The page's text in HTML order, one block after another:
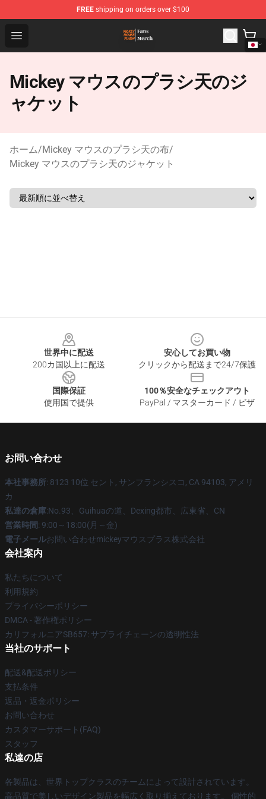
FREE shipping on orders over $100
Open menu
Mickey Mouse Plush Shop - The Best Store of Mickey
Mickey マウスのプラシ天のジ
ャケット
ホーム/Mickey マウスのプラシ天の布/
Mickey マウスのプラシ天のジャケット
世界中に配送
200カ国以上に配送
安心してお買い物
クリックから配送まで24/7保護
国際保証
使用国で提供
100％安全なチェックアウト
PayPal / マスターカード / ビザ
お問い合わせ
本社事務所: 8123 10位 セント, サンフランシスコ, CA 94103, アメリ
カ
私達の倉庫:No.93、Guihuaの道、Dexing都市、広東省、CN
営業時間: 9:00～18:00(月～金)
電子メールお問い合わせmickeyマウスプラス株式会社
会社案内
私たちについて
利用規約
プライバシーポリシー
DMCA - 著作権ポリシー
カリフォルニアSB657: サプライチェーンの透明性法
当社のサポート
配送&配送ポリシー
支払条件
返品・返金ポリシー
お問い合わせ
カスタマーサポート(FAQ)
スタッフ
私達の店
各製品は、世界トップクラスのチームによって設計されています。
高品質で美しいデザイン製品を幅広く取り揃えております。 個性的